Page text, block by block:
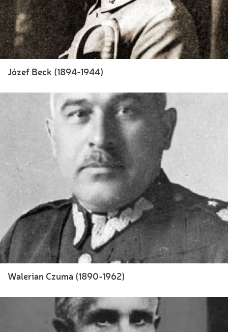
Józef Beck (1894-1944)
Walerian Czuma (1890-1962)